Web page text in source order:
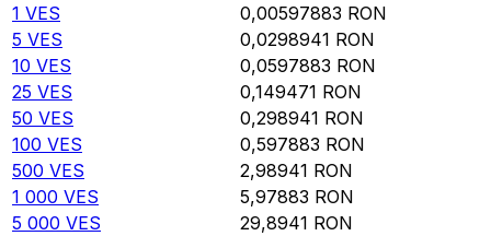
1 VES 0,00597883 RON
5 VES 0,0298941 RON
10 VES 0,0597883 RON
25 VES 0,149471 RON
50 VES 0,298941 RON
100 VES 0,597883 RON
500 VES 2,98941 RON
1 000 VES 5,97883 RON
5 000 VES 29,8941 RON